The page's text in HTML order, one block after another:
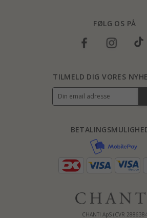
FØLG OS PÅ
CHANTI ApS (CVR
TILMELD DIG VORES